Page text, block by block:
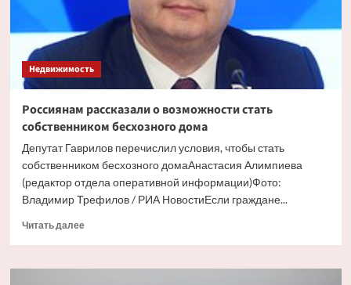
Недвижимость
Россиянам рассказали о возможности стать
собственником бесхозного дома
Депутат Гаврилов перечислил условия, чтобы стать
собственником бесхозного домаАнастасия Алимпиева
(редактор отдела оперативной информации)Фото:
Владимир Трефилов / РИА НовостиЕсли граждане...
Читать далееПрочитать
Россиянам